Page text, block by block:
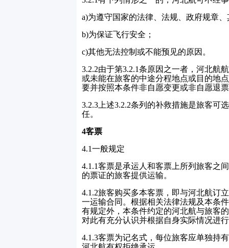
a)为遵守国家的法律、法规、政府规章
b)为保证飞行安全；
c)其他无法控制或不能预见的原因。
3.2.2由于第3.2.1条原因之一者，河北航
或未能在旅客的中途分程地点或目的地
要并按照本条件非自愿变更或非自愿退
3.2.3 上述3.2.2条列的补救措施是旅客可
任。
4客票
4.1一般规定
4.1.1客票是承运人和客票上所列旅客之
的票证的旅客提供运输。
4.1.2旅客购买多本客票，即与河北航订
一运输合同。根据相关法律法规及本条
有规定外，本条件约定的河北航与旅客
对此有充分认识并根据自身实际情况进
4.1.3客票为记名式，每位旅客应单独持